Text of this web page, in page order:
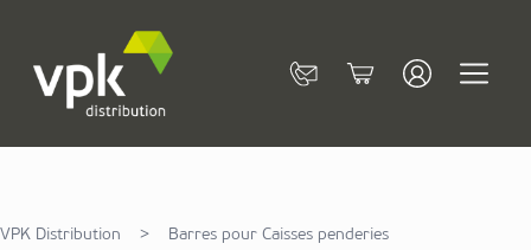
ContactCart
VPK Distribution >
Barres pour Caisses penderies